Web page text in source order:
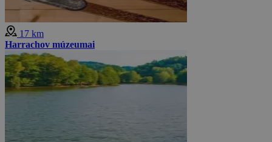
17 km
Harrachov múzeumai